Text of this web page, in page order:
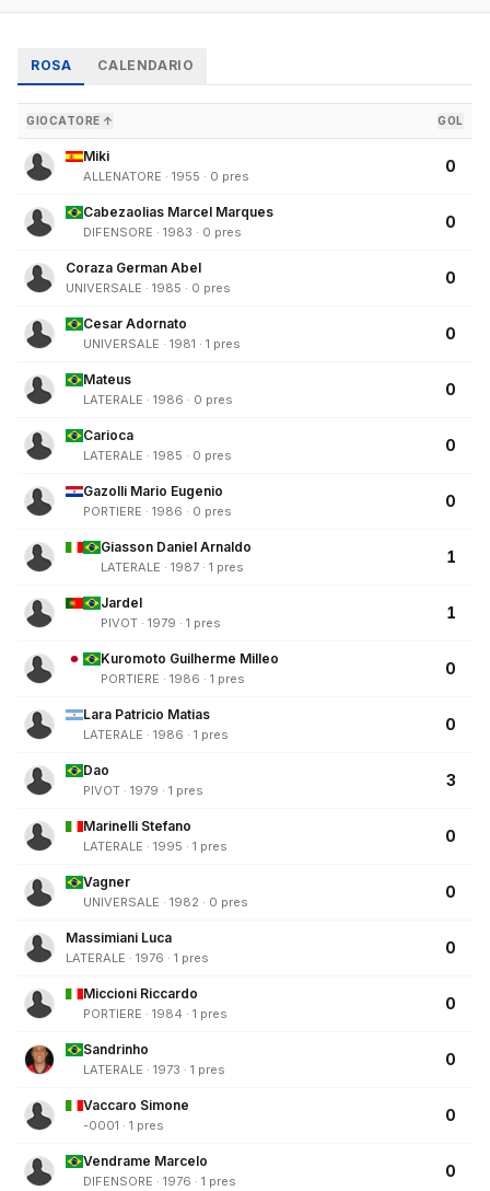
ROSA CALENDARIO
GIOCATORE ↑ GOL
Miki
ALLENATORE · 1955 · 0 pres
0
Cabezaolias Marcel Marques
DIFENSORE · 1983 · 0 pres
0
Coraza German Abel
UNIVERSALE · 1985 · 0 pres
0
Cesar Adornato
UNIVERSALE · 1981 · 1 pres
0
Mateus
LATERALE · 1986 · 0 pres
0
Carioca
LATERALE · 1985 · 0 pres
0
Gazolli Mario Eugenio
PORTIERE · 1986 · 0 pres
0
Giasson Daniel Arnaldo
LATERALE · 1987 · 1 pres
1
Jardel
PIVOT · 1979 · 1 pres
1
Kuromoto Guilherme Milleo
PORTIERE · 1986 · 1 pres
0
Lara Patricio Matias
LATERALE · 1986 · 1 pres
0
Dao
PIVOT · 1979 · 1 pres
3
Marinelli Stefano
LATERALE · 1995 · 1 pres
0
Vagner
UNIVERSALE · 1982 · 0 pres
0
Massimiani Luca
LATERALE · 1976 · 1 pres
0
Miccioni Riccardo
PORTIERE · 1984 · 1 pres
0
Sandrinho
LATERALE · 1973 · 1 pres
0
Vaccaro Simone
-0001 · 1 pres
0
Vendrame Marcelo
DIFENSORE · 1976 · 1 pres
0